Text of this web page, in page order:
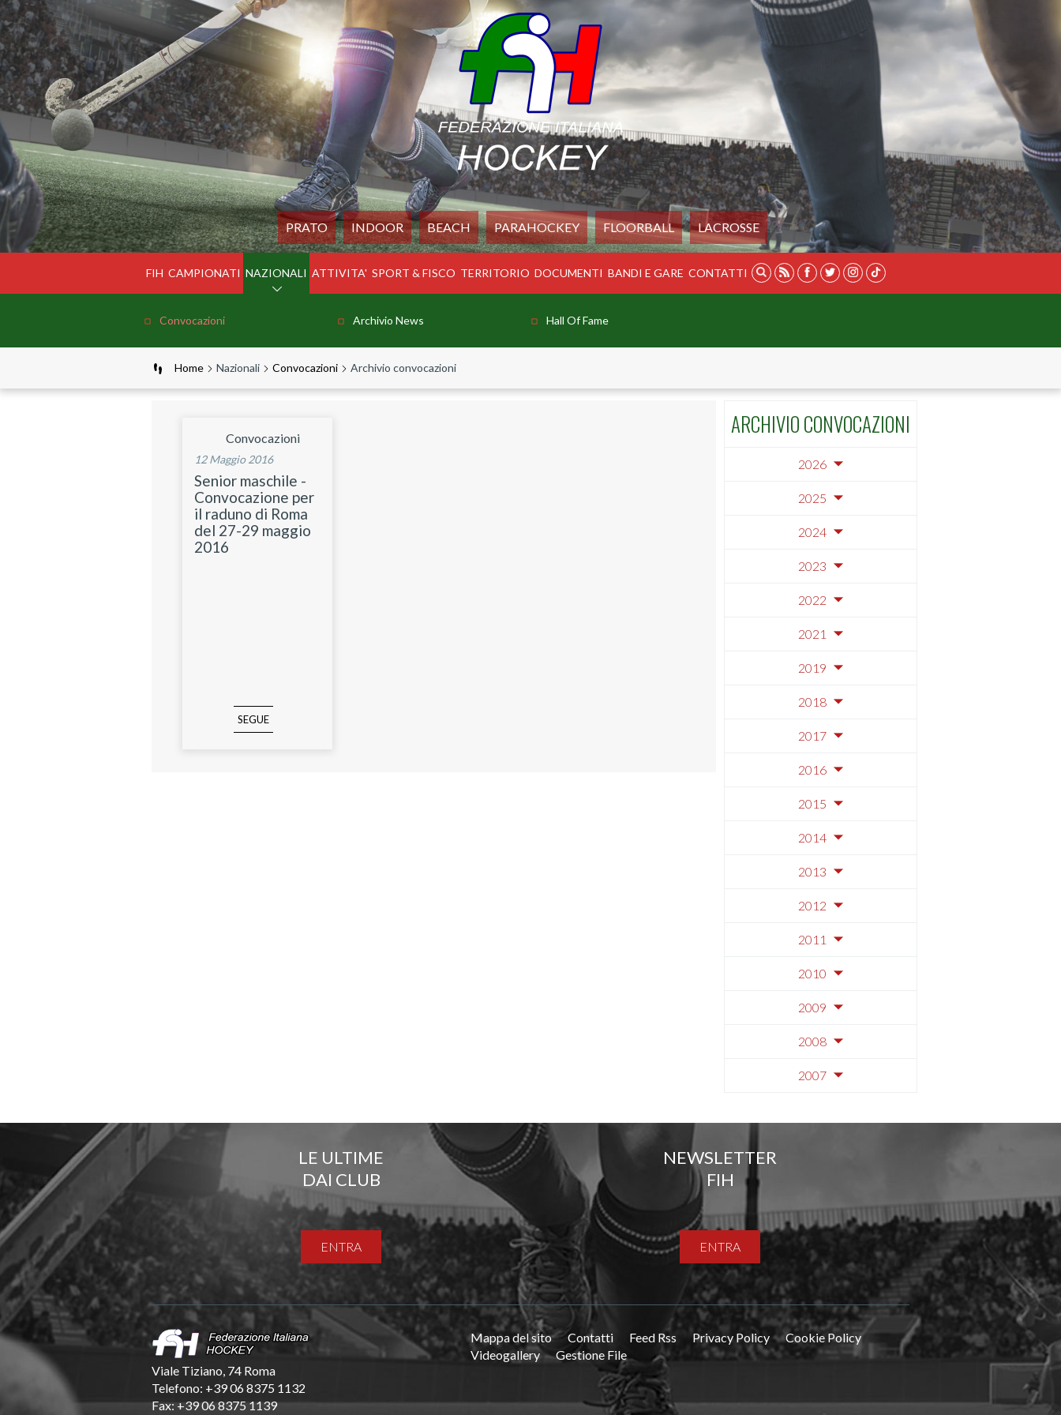
PRATO INDOOR BEACH PARAHOCKEY FLOORBALL LACROSSE
FIH CAMPIONATI NAZIONALI ATTIVITA' SPORT & FISCO TERRITORIO DOCUMENTI BANDI E GARE CONTATTI
Convocazioni Archivio News Hall Of Fame
Home Nazionali Convocazioni Archivio convocazioni
Convocazioni
12 Maggio 2016
Senior maschile -
Convocazione per
il raduno di Roma
del 27-29 maggio
2016
SEGUE
ARCHIVIO CONVOCAZIONI
2026
2025
2024
2023
2022
2021
2019
2018
2017
2016
2015
2014
2013
2012
2011
2010
2009
2008
2007
LE ULTIME
DAI CLUB
ENTRA
NEWSLETTER
FIH
ENTRA
Viale Tiziano, 74 Roma
Telefono: +39 06 8375 1132
Fax: +39 06 8375 1139
Mappa del sito Contatti Feed Rss Privacy Policy
Cookie Policy
Videogallery
Gestione File